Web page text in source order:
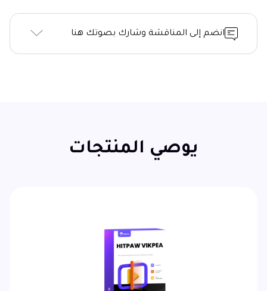
انضم إلى المناقشة وشارك بصوتك هنا
يوصي المنتجات